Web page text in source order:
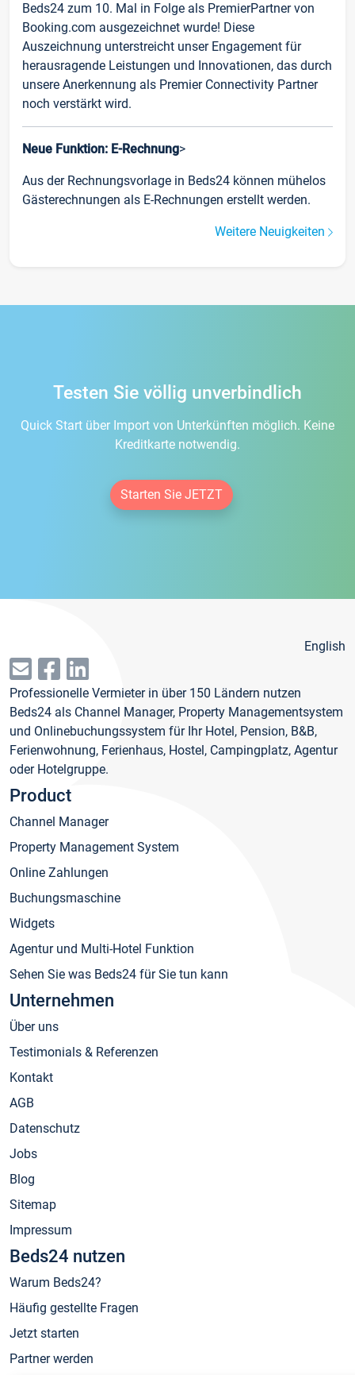
Beds24 zum 10. Mal in Folge als PremierPartner von
Booking.com ausgezeichnet wurde! Diese
Auszeichnung unterstreicht unser Engagement für
herausragende Leistungen und Innovationen, das durch
unsere Anerkennung als Premier Connectivity Partner
noch verstärkt wird.
Neue Funktion: E-Rechnung>
Aus der Rechnungsvorlage in Beds24 können mühelos
Gästerechnungen als E-Rechnungen erstellt werden.
Weitere Neuigkeiten
Testen Sie völlig unverbindlich
Quick Start über Import von Unterkünften möglich. Keine
Kreditkarte notwendig.
Starten Sie JETZT
English
Professionelle Vermieter in über 150 Ländern nutzen
Beds24 als Channel Manager, Property Managementsystem
und Onlinebuchungssystem für Ihr Hotel, Pension, B&B,
Ferienwohnung, Ferienhaus, Hostel, Campingplatz, Agentur
oder Hotelgruppe.
Product
Channel Manager
Property Management System
Online Zahlungen
Buchungsmaschine
Widgets
Agentur und Multi-Hotel Funktion
Sehen Sie was Beds24 für Sie tun kann
Unternehmen
Über uns
Testimonials & Referenzen
Kontakt
AGB
Datenschutz
Jobs
Blog
Sitemap
Impressum
Beds24 nutzen
Warum Beds24?
Häufig gestellte Fragen
Jetzt starten
Partner werden